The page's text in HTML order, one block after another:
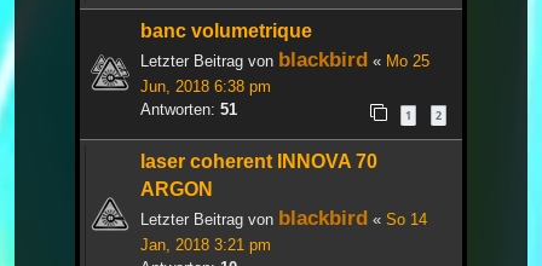
banc volumetrique
Letzter Beitrag von blackbird « Mo 25
Jun, 2018 6:38 pm
Antworten: 51 1 2
laser coherent INNOVA 70
ARGON
Letzter Beitrag von blackbird « So 14
Jan, 2018 3:21 pm